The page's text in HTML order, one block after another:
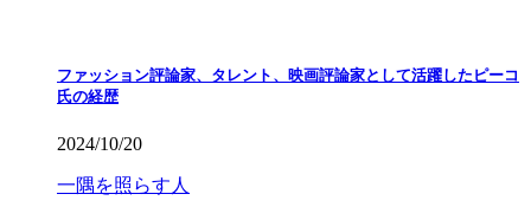
ファッション評論家、タレント、映画評論家として活躍したピーコ
氏の経歴
2024/10/20
一隅を照らす人